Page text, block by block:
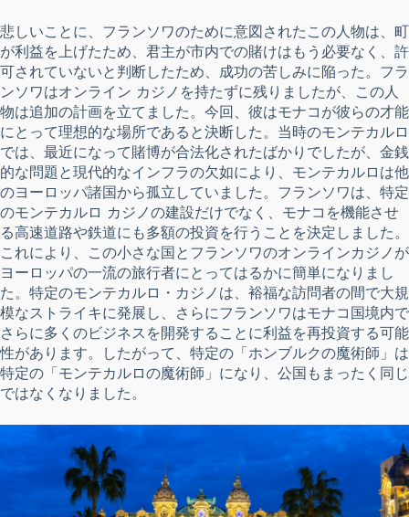
悲しいことに、フランソワのために意図されたこの人物は、町
が利益を上げたため、君主が市内での賭けはもう必要なく、許
可されていないと判断したため、成功の苦しみに陥った。フラ
ンソワはオンライン カジノを持たずに残りましたが、この人
物は追加の計画を立てました。今回、彼はモナコが彼らの才能
にとって理想的な場所であると決断した。当時のモンテカルロ
では、最近になって賭博が合法化されたばかりでしたが、金銭
的な問題と現代的なインフラの欠如により、モンテカルロは他
のヨーロッパ諸国から孤立していました。フランソワは、特定
のモンテカルロ カジノの建設だけでなく、モナコを機能させ
る高速道路や鉄道にも多額の投資を行うことを決定しました。
これにより、この小さな国とフランソワのオンラインカジノが
ヨーロッパの一流の旅行者にとってはるかに簡単になりまし
た。特定のモンテカルロ・カジノは、裕福​​な訪問者の間で大規
模なストライキに発展し、さらにフランソワはモナコ国境内で
さらに多くのビジネスを開発することに利益を再投資する可能
性があります。したがって、特定の「ホンブルクの魔術師」は
特定の「モンテカルロの魔術師」になり、公国もまったく同じ
ではなくなりました。